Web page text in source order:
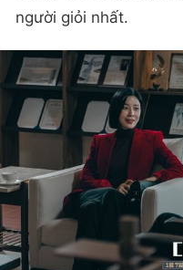
người giỏi nhất.